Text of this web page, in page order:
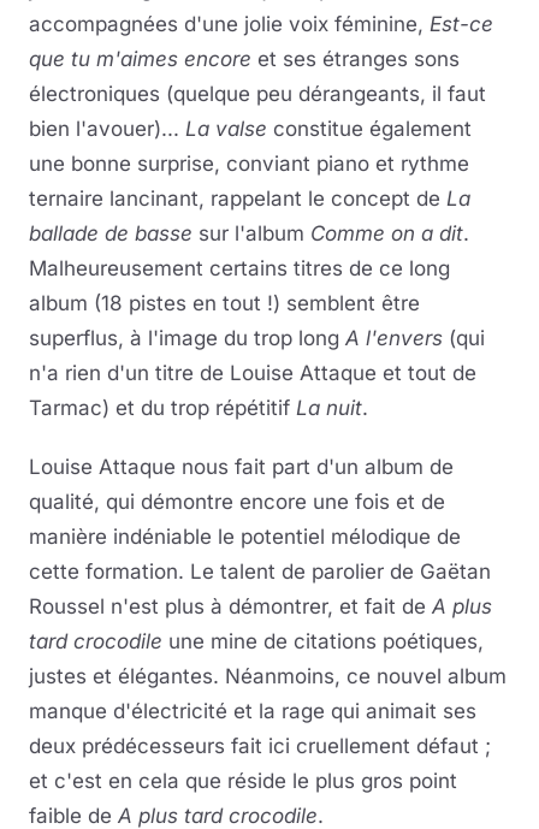
accompagnées d'une jolie voix féminine, Est-ce
que tu m'aimes encore et ses étranges sons
électroniques (quelque peu dérangeants, il faut
bien l'avouer)... La valse constitue également
une bonne surprise, conviant piano et rythme
ternaire lancinant, rappelant le concept de La
ballade de basse sur l'album Comme on a dit.
Malheureusement certains titres de ce long
album (18 pistes en tout !) semblent être
superflus, à l'image du trop long A l'envers (qui
n'a rien d'un titre de Louise Attaque et tout de
Tarmac) et du trop répétitif La nuit.
Louise Attaque nous fait part d'un album de
qualité, qui démontre encore une fois et de
manière indéniable le potentiel mélodique de
cette formation. Le talent de parolier de Gaëtan
Roussel n'est plus à démontrer, et fait de A plus
tard crocodile une mine de citations poétiques,
justes et élégantes. Néanmoins, ce nouvel album
manque d'électricité et la rage qui animait ses
deux prédécesseurs fait ici cruellement défaut ;
et c'est en cela que réside le plus gros point
faible de A plus tard crocodile.